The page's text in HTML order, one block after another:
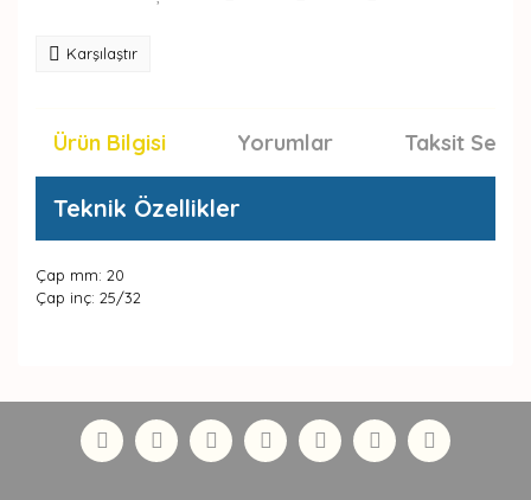
Karşılaştır
Ürün Bilgisi Yorumlar Taksit
Teknik Özellikler
Çap mm: 20
Çap inç: 25/32
Yorum Yaz
formunu kullanarak tarafımıza iletebilirsiniz.
Görüş ve önerileriniz için teşekkür ederiz.